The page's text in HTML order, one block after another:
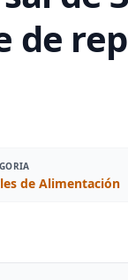
de
de Alimentación